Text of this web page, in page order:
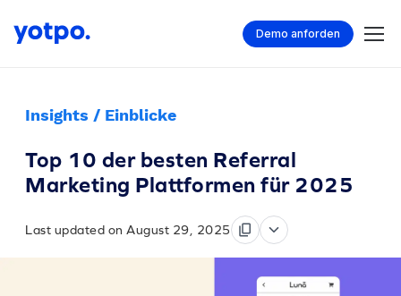
Demo anforden
Insights / Einblicke
Top 10 der besten Referral
Marketing Plattformen für 2025
Last updated on August 29, 2025